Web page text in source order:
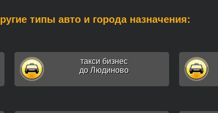
Другие типы авто и города назначения:
такси бизнес
до Людиново